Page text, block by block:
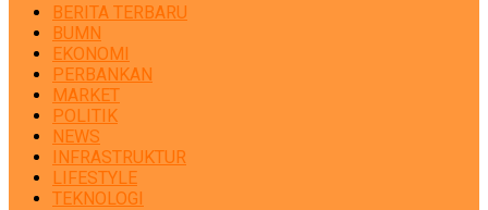
BERITA TERBARU
BUMN
EKONOMI
PERBANKAN
MARKET
POLITIK
NEWS
INFRASTRUKTUR
LIFESTYLE
TEKNOLOGI